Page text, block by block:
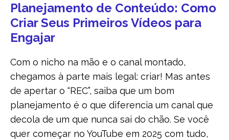
Planejamento de Conteúdo: Como
Criar Seus Primeiros Vídeos para
Engajar
Com o nicho na mão e o canal montado,
chegamos à parte mais legal: criar! Mas antes
de apertar o “REC”, saiba que um bom
planejamento é o que diferencia um canal que
decola de um que nunca sai do chão. Se você
quer começar no YouTube em 2025 com tudo,